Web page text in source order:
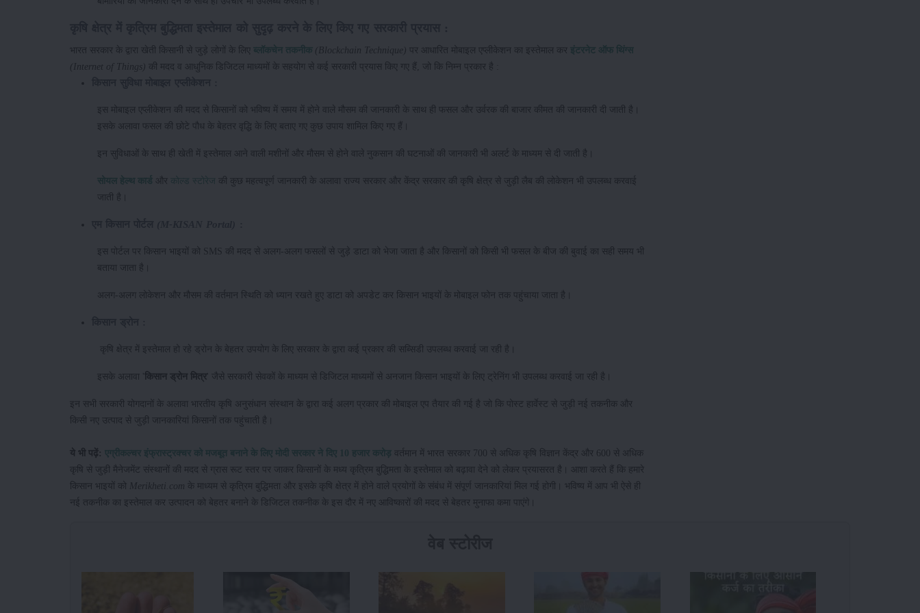
भारत सरकार के द्वारा खेती किसानी से जुड़े लोगों के लिए ब्लॉकचेन तकनीक (Blockchain Technique) पर आधारित मोबाइल एप्लीकेशन का इस्तेमाल कर इंटरनेट ऑफ थिंग्स
(Internet of Things) की मदद व आधुनिक डिजिटल माध्यमों के सहयोग से कई सरकारी प्रयास किए गए हैं, जो कि निम्न प्रकार है :
इस मोबाइल एप्लीकेशन की मदद से किसानों को भविष्य में समय में होने वाले मौसम की जानकारी के साथ ही फसल और उर्वरक की बाजार कीमत की जानकारी दी जाती है।
इसके अलावा फसल की छोटे पौध के बेहतर वृद्धि के लिए बताए गए कुछ उपाय शामिल किए गए हैं।
इन सुविधाओं के साथ ही खेती में इस्तेमाल आने वाली मशीनों और मौसम से होने वाले नुकसान की घटनाओं की जानकारी भी अलर्ट के माध्यम से दी जाती है।
सोयल हेल्थ कार्ड और कोल्ड स्टोरेज
की कुछ महत्वपूर्ण जानकारी के अलावा राज्य सरकार और केंद्र सरकार की कृषि क्षेत्र से जुड़ी लैब की लोकेशन भी उपलब्ध करवाई
जाती है।
इस पोर्टल पर किसान भाइयों को SMS की मदद से अलग-अलग फसलों से जुड़े डाटा को भेजा जाता है और किसानों को किसी भी फसल के बीज की बुवाई का सही समय भी
बताया जाता है।
अलग-अलग लोकेशन और मौसम की वर्तमान स्थिति को ध्यान रखते हुए डाटा को अपडेट कर किसान भाइयों के मोबाइल फोन तक पहुंचाया जाता है।
कृषि क्षेत्र में इस्तेमाल हो रहे ड्रोन के बेहतर उपयोग के लिए सरकार के द्वारा कई प्रकार की सब्सिडी उपलब्ध करवाई जा रही है।
इसके अलावा ' किसान ड्रोन मित्र ' जैसे सरकारी सेवकों के माध्यम से डिजिटल माध्यमों से अनजान किसान भाइयों के लिए ट्रेनिंग भी उपलब्ध करवाई जा रही है।
इन सभी सरकारी योगदानों के अलावा भारतीय कृषि अनुसंधान संस्थान के द्वारा कई अलग प्रकार की मोबाइल एप तैयार की गई है जो कि पोस्ट हार्वेस्ट से जुड़ी नई तकनीक और
किसी नए उत्पाद से जुड़ी जानकारियां किसानों तक पहुंचाती है।
ये भी पढ़ें: एग्रीकल्चर इंफ्रास्ट्रक्चर को मजबूत बनाने के लिए मोदी सरकार ने दिए 10 हजार करोड़
वर्तमान में भारत सरकार 700 से अधिक कृषि विज्ञान केंद्र और 600 से अधिक
कृषि से जुड़ी मैनेजमेंट संस्थानों की मदद से ग्रास रूट स्तर पर जाकर किसानों के मध्य कृत्रिम बुद्धिमता के इस्तेमाल को बढ़ावा देने को लेकर प्रयासरत है। आशा करते हैं कि हमारे
किसान भाइयों को Merikheti.com के माध्यम से कृत्रिम बुद्धिमता और इसके कृषि क्षेत्र में होने वाले प्रयोगों के संबंध में संपूर्ण जानकारियां मिल गई होगी। भविष्य में आप भी ऐसे ही
नई तकनीक का इस्तेमाल कर उत्पादन को बेहतर बनाने के डिजिटल तकनीक के इस दौर में नए आविष्कारों की मदद से बेहतर मुनाफा कमा पाएंगे।